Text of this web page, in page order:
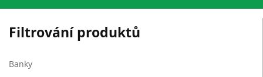
Filtrování produktů
Banky